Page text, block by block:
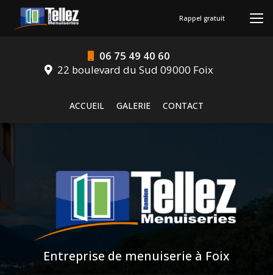
contenu
06 75 49 40 60
22 boulevard du Sud 09000 Foix
ACCUEIL
GALERIE CONTACT
Rappel gratuit
Entreprise de menuiserie à Foix